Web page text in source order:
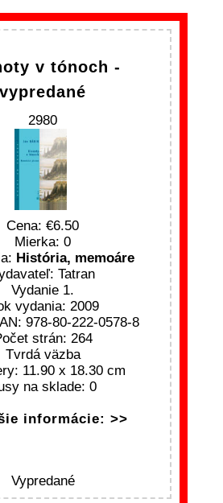
v tónoch -
vypredané
2980
Cena:
6.50
Mierka: 0
História, memoáre
Tatran
Vydanie 1.
vydania: 2009
978-80-222-0578-8
strán: 264
Tvrdá väzba
11.90 x 18.30 cm
na sklade: 0
informácie: >>
Vypredané